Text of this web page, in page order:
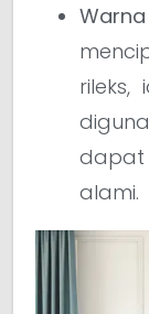
rileks,
dapat
alami.